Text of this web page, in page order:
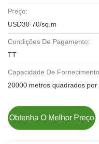
Preço:
USD30-70/sq.m
Condições De Pagamento:
TT
Capacidade De
20000 metros quadrados por
Obtenha O Melhor Preço